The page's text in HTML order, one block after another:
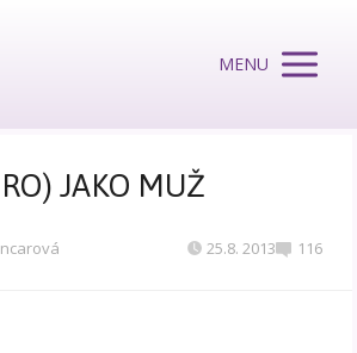
MENU
JAKO MUŽ
25.8. 2013 116